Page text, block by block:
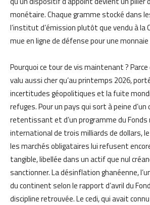
monétaire. Chaque gramme stocké dans
l’institut d’émission plutôt que vendu à la
mue en ligne de défense pour une
Pourquoi ce tour de vis maintenant ? Parce
valu aussi cher qu’au printemps 2026,
incertitudes géopolitiques et la fuite
refuges. Pour un pays qui sort à peine
retentissant et d’un programme du
international de trois milliards de dollars,
les marchés obligataires lui refusent
tangible, libellée dans un actif que nul
sanctionner. La désinflation ghanéenne,
du continent selon le rapport d’avril du
discipline retrouvée. Le cedi, qui avait